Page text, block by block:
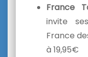
France
invite
France
à 19,95€